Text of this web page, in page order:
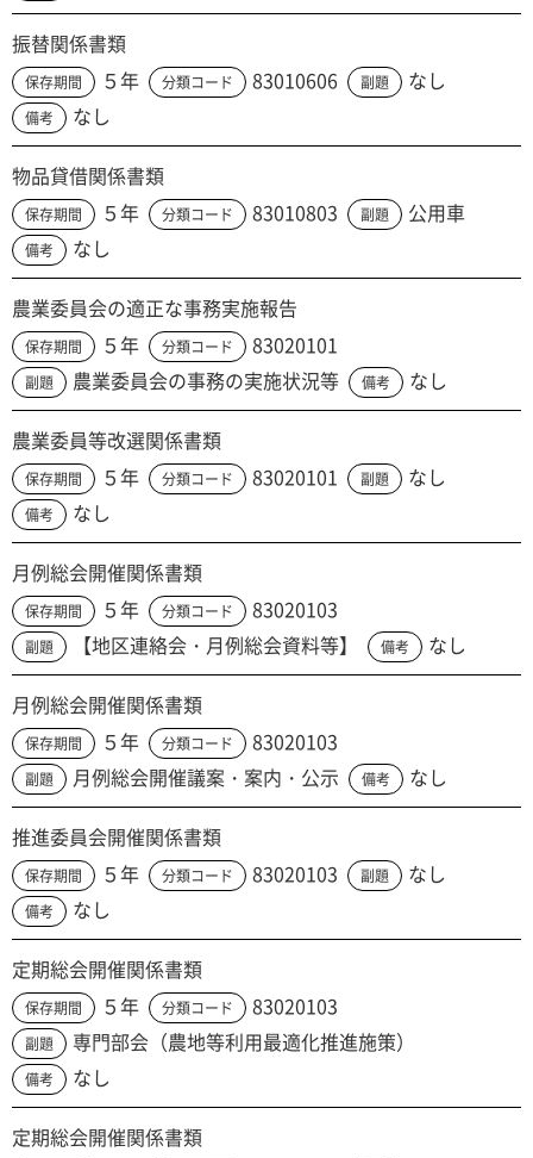
振替関係書類
保存期間 ５年 分類コード 83010606 副題 なし
備考 なし
物品貸借関係書類
保存期間 ５年 分類コード 83010803 副題 公用車
備考 なし
農業委員会の適正な事務実施報告
保存期間 ５年 分類コード 83020101
副題 農業委員会の事務の実施状況等 備考 なし
農業委員等改選関係書類
保存期間 ５年 分類コード 83020101 副題 なし
備考 なし
月例総会開催関係書類
保存期間 ５年 分類コード 83020103
副題 【地区連絡会・月例総会資料等】 備考 なし
月例総会開催関係書類
保存期間 ５年 分類コード 83020103
副題 月例総会開催議案・案内・公示 備考 なし
推進委員会開催関係書類
保存期間 ５年 分類コード 83020103 副題 なし
備考 なし
定期総会開催関係書類
保存期間 ５年 分類コード 83020103
副題 専門部会（農地等利用最適化推進施策）
備考 なし
定期総会開催関係書類